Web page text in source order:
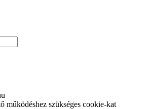
működéshez szükséges cookie-kat